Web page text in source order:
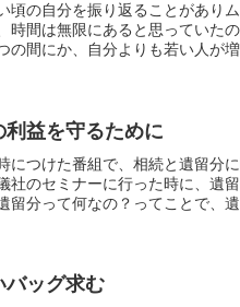
頃の自分を振り返ることがあり
時間は無限にあると思っていた
の間にか、自分よりも若い人が
利益を守るために
につけた番組で、相続と遺留分
社のセミナーに行った時に、遺
留分って何なの？ってことで、
バッグ求む